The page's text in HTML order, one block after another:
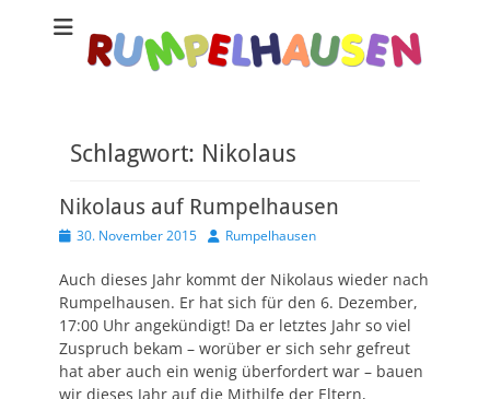
Schlagwort: Nikolaus
Nikolaus auf Rumpelhausen
Veröffentlicht
30. November 2015 AutorRumpelhausen
Auch dieses Jahr kommt der Nikolaus wieder nach
Rumpelhausen. Er hat sich für den 6. Dezember,
17:00 Uhr angekündigt! Da er letztes Jahr so viel
Zuspruch bekam – worüber er sich sehr gefreut
hat aber auch ein wenig überfordert war – bauen
wir dieses Jahr auf die Mithilfe der Eltern,